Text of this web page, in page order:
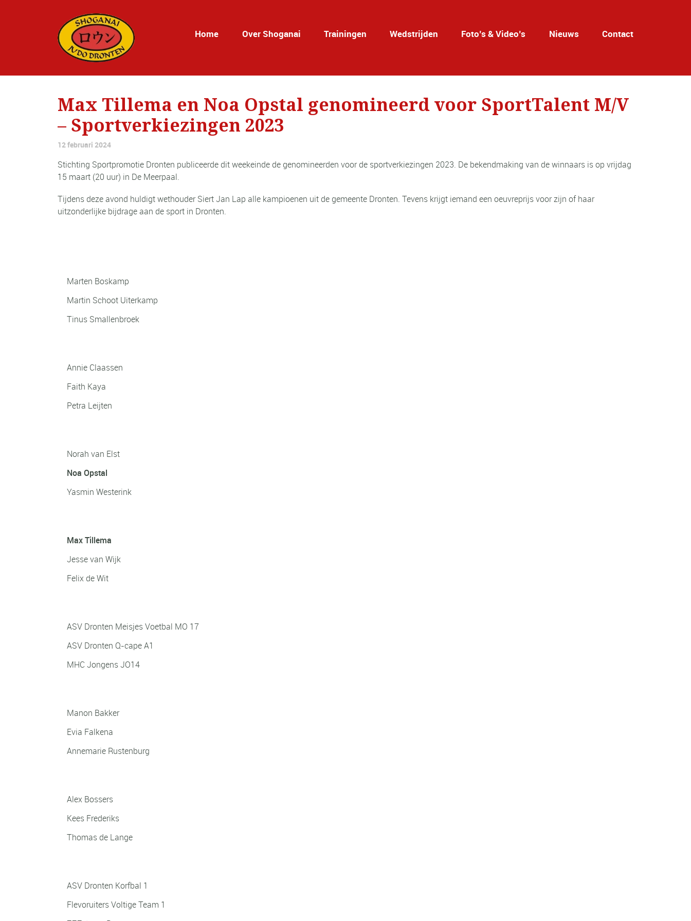
Home Over Shoganai Trainingen Wedstrijden Foto’s & Video’s Nieuws Contact
Max Tillema en Noa Opstal genomineerd voor SportTalent M/V
– Sportverkiezingen 2023
12 februari 2024
Stichting Sportpromotie Dronten publiceerde dit weekeinde de genomineerden voor de sportverkiezingen 2023. De bekendmaking van de winnaars is op vrijdag
15 maart (20 uur) in De Meerpaal.
Tijdens deze avond huldigt wethouder Siert Jan Lap alle kampioenen uit de gemeente Dronten. Tevens krijgt iemand een oeuvreprijs voor zijn of haar
uitzonderlijke bijdrage aan de sport in Dronten.
Marten Boskamp
Martin Schoot Uiterkamp
Tinus Smallenbroek
Annie Claassen
Faith Kaya
Petra Leijten
Norah van Elst
Noa Opstal
Yasmin Westerink
Max Tillema
Jesse van Wijk
Felix de Wit
ASV Dronten Meisjes Voetbal MO 17
ASV Dronten Q-cape A1
MHC Jongens JO14
Manon Bakker
Evia Falkena
Annemarie Rustenburg
Alex Bossers
Kees Frederiks
Thomas de Lange
ASV Dronten Korfbal 1
Flevoruiters Voltige Team 1